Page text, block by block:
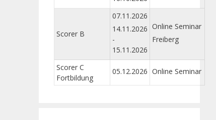
Scorer B
07.11.2026
14.11.2026
-
15.11.2026
Online Seminar
Freiberg
Scorer C
Fortbildung
05.12.2026 Online Seminar